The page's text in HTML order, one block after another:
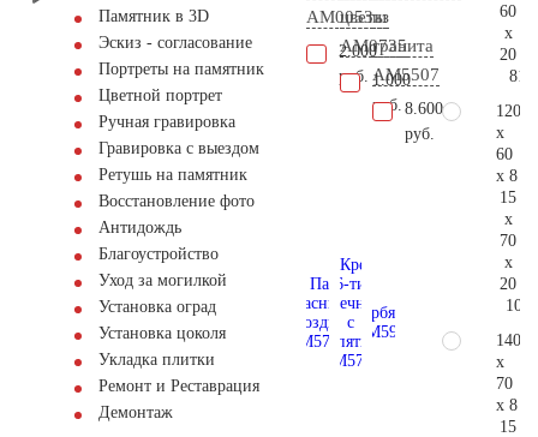
Памятник в 3D
Эскиз - согласование
Портреты на памятник
Цветной портрет
Ручная гравировка
Гравировка с выездом
Ретушь на памятник
Восстановление фото
Антидождь
Благоустройство
Уход за могилкой
Установка оград
Установка цоколя
Укладка плитки
Ремонт и Реставрация
Демонтаж
AM0053
2.000
руб.
цветы
AM0735
1.000
руб.
из
гранита
AM5507
8.600
руб.
60
x
20
120
x
60
x 8
15
x
70
x
20
140
x
70
x 8
15